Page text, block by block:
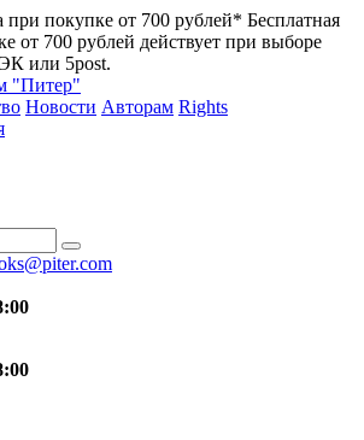
при покупке от 700 рублей* Бесплатная
от 700 рублей действует при выборе
или 5post.
Новости Авторам Rights